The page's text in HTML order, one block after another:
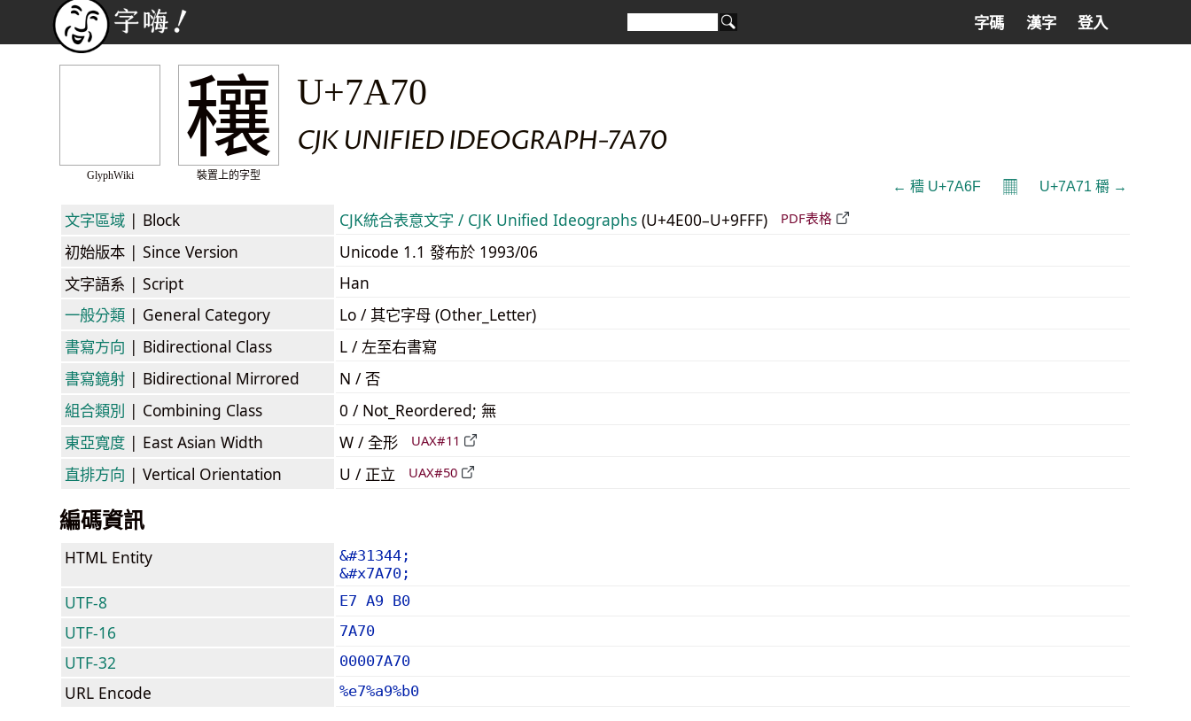
字碼 漢字 登入
GlyphWiki
穰
裝置上的字型
U+7A70
CJK UNIFIED IDEOGRAPH-7A70
← 穯 U+7A6F 𝄜 U+7A71 穱 →
文字區域 | Block CJK統合表意文字 / CJK Unified Ideographs (U+4E00–U+9FFF) PDF表格
初始版本 | Since Version
Unicode 1.1 發布於 1993/06
文字語系 | Script
Han
一般分類 | General Category
Lo / 其它字母 (Other_Letter)
書寫方向 | Bidirectional Class
L / 左至右書寫
書寫鏡射 | Bidirectional Mirrored
N / 否
組合類別 | Combining Class
0 / Not_Reordered; 無
東亞寬度 | East Asian Width W / 全形 UAX#11
直排方向 | Vertical Orientation U / 正立 UAX#50
編碼資訊
HTML Entity
&#31344;
&#x7A70;
UTF-8 E7 A9 B0
UTF-16 7A70
UTF-32 00007A70
URL Encode %e7%a9%b0